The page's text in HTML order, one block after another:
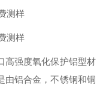
高强度氧化保护铝型材
由铝合金，不锈钢和铜